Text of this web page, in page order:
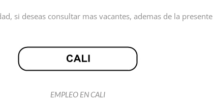
si deseas consultar mas vacantes, ademas de la presente
EMPLEO EN CALI